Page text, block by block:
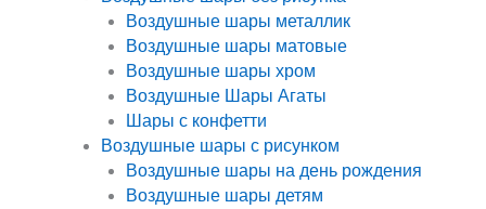
Воздушные шары металлик
Воздушные шары матовые
Воздушные шары хром
Воздушные Шары Агаты
Шары с конфетти
Воздушные шары с рисунком
Воздушные шары на день рождения
Воздушные шары детям